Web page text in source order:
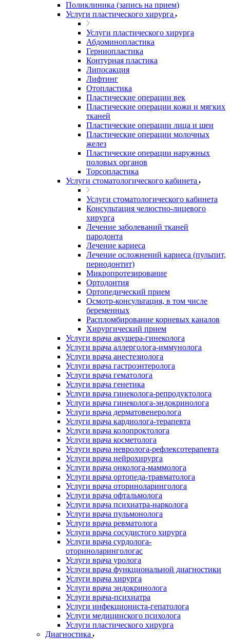
Поликлиника (запись на прием)
Услуги пластического хирурга
Услуги пластического хирурга
Абдоминопластика
Герниопластика
Контурная пластика
Липосакция
Лифтинг
Отопластика
Пластические операции век
Пластические операции кожи и мягких
тканей
Пластические операции лица и шеи
Пластические операции молочных
желез
Пластические операции наружных
половых органов
Торсопластика
Услуги стоматологического кабинета
Услуги стоматологического кабинета
Консультация челюстно-лицевого
хирурга
Лечение заболеваний тканей
пародонта
Лечение кариеса
Лечение осложнений кариеса (пульпит,
периодонтит)
Микропротезирование
Ортодонтия
Ортопедический прием
Осмотр-консультация, в том числе
беременных
Распломбирование корневых каналов
Хирургический прием
Услуги врача акушера-гинеколога
Услуги врача аллерголога-иммунолога
Услуги врача анестезиолога
Услуги врача гастроэнтеролога
Услуги врача гематолога
Услуги врача генетика
Услуги врача гинеколога-репродуктолога
Услуги врача гинеколога-эндокринолога
Услуги врача дерматовенеролога
Услуги врача кардиолога-терапевта
Услуги врача колопроктолога
Услуги врача косметолога
Услуги врача невролога-рефлексотерапевта
Услуги врача нейрохирурга
Услуги врача онколога-маммолога
Услуги врача ортопеда-травматолога
Услуги врача оториноларинголога
Услуги врача офтальмолога
Услуги врача психиатра-нарколога
Услуги врача пульмонолога
Услуги врача ревматолога
Услуги врача сосудистого хирурга
Услуги врача сурдолога-
оториноларингологас
Услуги врача уролога
Услуги врача функциональной диагностики
Услуги врача хирурга
Услуги врача эндокринолога
Услуги врача-психиатра
Услуги инфекциониста-гепатолога
Услуги медицинского психолога
Услуги пластического хирурга
Диагностика